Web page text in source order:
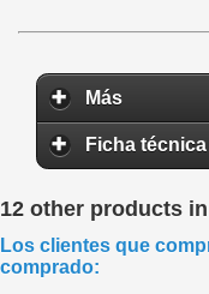
Más
Ficha técnica
12 other products
Los clientes que
comprado: